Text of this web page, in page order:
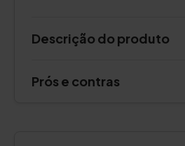
Descrição do produto
Prós e contras